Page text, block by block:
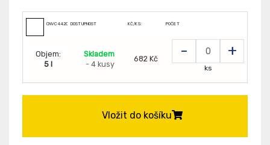
CNVC442050098DOSTUPNOST KČ/KS: POČET
Objem:
5 l
Skladem
- 4 kusy
682 Kč - +
ks
Vložit do košíku